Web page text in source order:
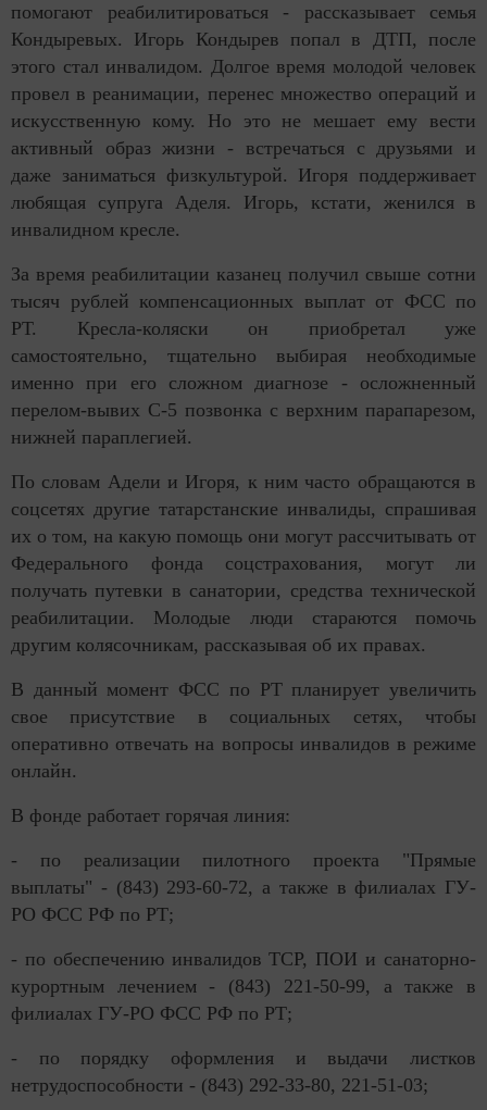
помогают реабилитироваться - рассказывает семья
Кондыревых. Игорь Кондырев попал в ДТП, после
этого стал инвалидом. Долгое время молодой человек
провел в реанимации, перенес множество операций и
искусственную кому. Но это не мешает ему вести
активный образ жизни - встречаться с друзьями и
даже заниматься физкультурой. Игоря поддерживает
любящая супруга Аделя. Игорь, кстати, женился в
инвалидном кресле.
За время реабилитации казанец получил свыше сотни
тысяч рублей компенсационных выплат от ФСС по
РТ. Кресла-коляски он приобретал уже
самостоятельно, тщательно выбирая необходимые
именно при его сложном диагнозе - осложненный
перелом-вывих С-5 позвонка с верхним парапарезом,
нижней параплегией.
По словам Адели и Игоря, к ним часто обращаются в
соцсетях другие татарстанские инвалиды, спрашивая
их о том, на какую помощь они могут рассчитывать от
Федерального фонда соцстрахования, могут ли
получать путевки в санатории, средства технической
реабилитации. Молодые люди стараются помочь
другим колясочникам, рассказывая об их правах.
В данный момент ФСС по РТ планирует увеличить
свое присутствие в социальных сетях, чтобы
оперативно отвечать на вопросы инвалидов в режиме
онлайн.
В фонде работает горячая линия:
- по реализации пилотного проекта "Прямые
выплаты" - (843) 293-60-72, а также в филиалах ГУ-
РО ФСС РФ по РТ;
- по обеспечению инвалидов ТСР, ПОИ и санаторно-
курортным лечением - (843) 221-50-99, а также в
филиалах ГУ-РО ФСС РФ по РТ;
- по порядку оформления и выдачи листков
нетрудоспособности - (843) 292-33-80, 221-51-03;